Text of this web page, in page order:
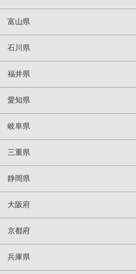
富山県
石川県
福井県
愛知県
岐阜県
三重県
静岡県
大阪府
京都府
兵庫県